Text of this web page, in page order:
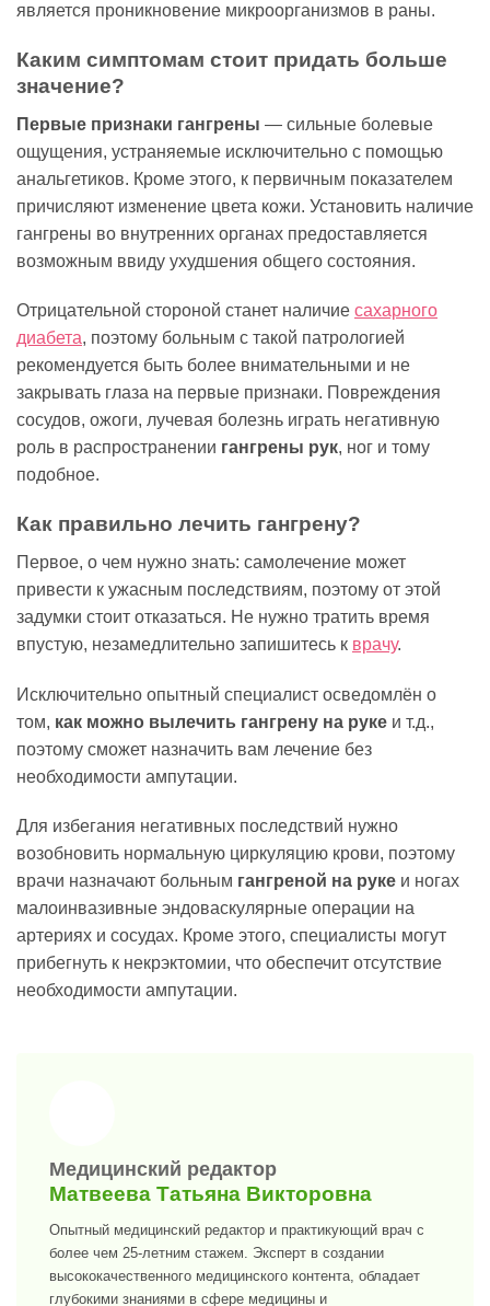
является проникновение микроорганизмов в раны.
Каким симптомам стоит придать больше
значение?
Первые признаки гангрены — сильные болевые
ощущения, устраняемые исключительно с помощью
анальгетиков. Кроме этого, к первичным показателем
причисляют изменение цвета кожи. Установить наличие
гангрены во внутренних органах предоставляется
возможным ввиду ухудшения общего состояния.
Отрицательной стороной станет наличие сахарного
диабета, поэтому больным с такой патрологией
рекомендуется быть более внимательными и не
закрывать глаза на первые признаки. Повреждения
сосудов, ожоги, лучевая болезнь играть негативную
роль в распространении гангрены рук, ног и тому
подобное.
Как правильно лечить гангрену?
Первое, о чем нужно знать: самолечение может
привести к ужасным последствиям, поэтому от этой
задумки стоит отказаться. Не нужно тратить время
впустую, незамедлительно запишитесь к врачу.
Исключительно опытный специалист осведомлён о
том, как можно вылечить гангрену на руке и т.д.,
поэтому сможет назначить вам лечение без
необходимости ампутации.
Для избегания негативных последствий нужно
возобновить нормальную циркуляцию крови, поэтому
врачи назначают больным гангреной на руке и ногах
малоинвазивные эндоваскулярные операции на
артериях и сосудах. Кроме этого, специалисты могут
прибегнуть к некрэктомии, что обеспечит отсутствие
необходимости ампутации.
>
Медицинский редактор
Матвеева Татьяна Викторовна
Опытный медицинский редактор и практикующий врач с
более чем 25-летним стажем. Эксперт в создании
высококачественного медицинского контента, обладает
глубокими знаниями в сфере медицины и